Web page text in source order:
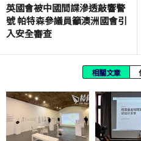
英國會被中國間諜滲透敲響警
號 帕特森參議員籲澳洲國會引
入安全審查
相關文章